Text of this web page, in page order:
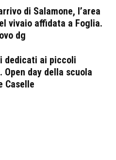
di Salamone, l’area
vivaio affidata a Foglia.
dg
dedicati ai piccoli
day della scuola
Caselle